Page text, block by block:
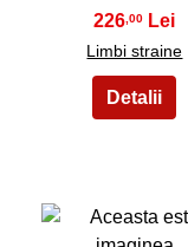
226,00
Limbi straine